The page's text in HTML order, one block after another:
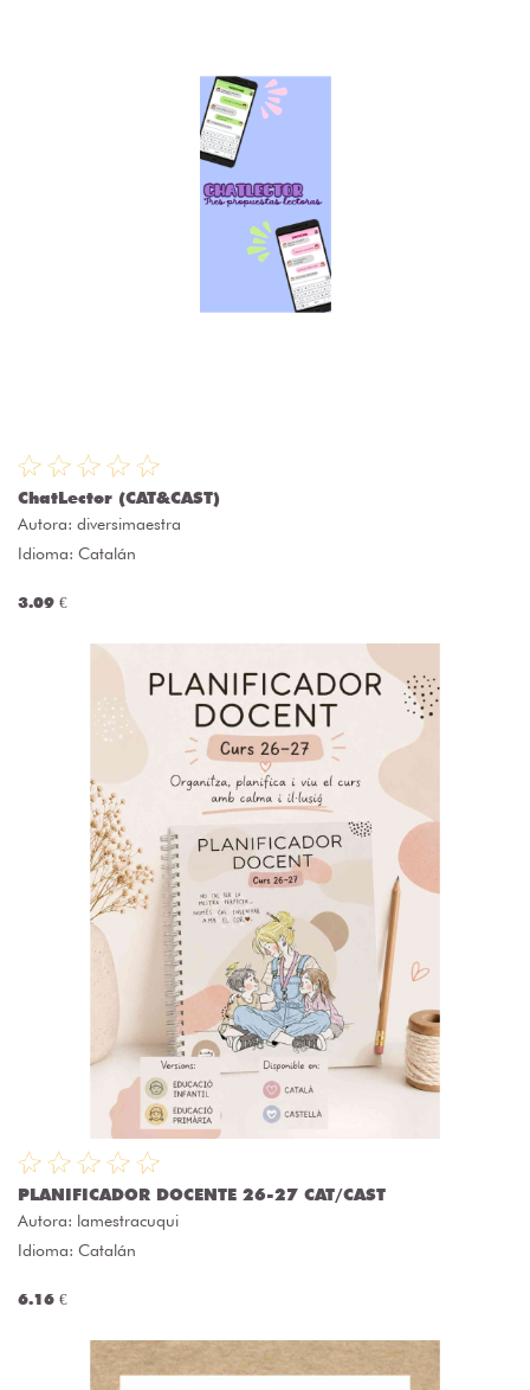
ChatLector (CAT&CAST)
Autora: diversimaestra
Idioma: Catalán
3.09 €
PLANIFICADOR DOCENTE 26-27 CAT/CAST
Autora: lamestracuqui
Idioma: Catalán
6.16 €